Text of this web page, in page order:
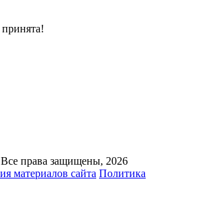
права защищены, 2026
материалов сайта Политика